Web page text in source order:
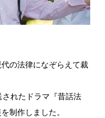
の法律になぞらえて裁
れたドラマ『昔話法
制作しました。